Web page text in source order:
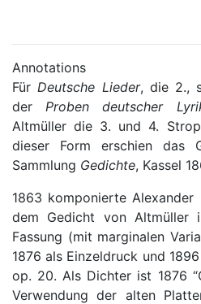
Annotations
FürDeutsche Lieder, die 2.,
derProben deutscher
Altmüller die 3. und 4.
dieser Form erschien das
Sammlung Gedichte, Kassel
1863 komponierte Alexander
dem Gedicht von Altmüller
Fassung (mit marginalen
1876 als Einzeldruck und
op. 20. Als Dichter ist 1876
Verwendung der alten